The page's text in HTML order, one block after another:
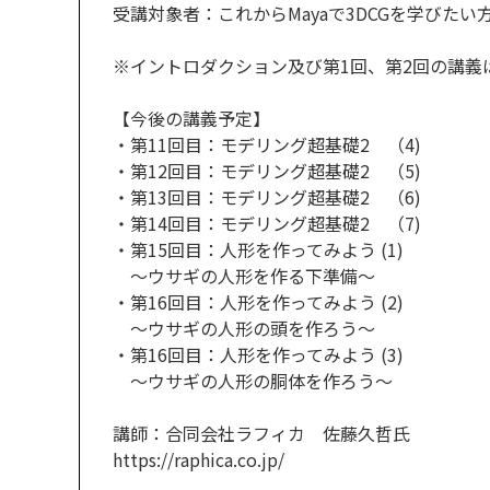
受講対象者：これからMayaで3DCGを学びたい
※イントロダクション及び第1回、第2回の講義
【今後の講義予定】
・第11回目：モデリング超基礎2 （4)
・第12回目：モデリング超基礎2 （5)
・第13回目：モデリング超基礎2 （6)
・第14回目：モデリング超基礎2 （7)
・第15回目：人形を作ってみよう (1)
～ウサギの人形を作る下準備～
・第16回目：人形を作ってみよう (2)
～ウサギの人形の頭を作ろう～
・第16回目：人形を作ってみよう (3)
～ウサギの人形の胴体を作ろう～
講師：合同会社ラフィカ 佐藤久哲氏
https://raphica.co.jp/